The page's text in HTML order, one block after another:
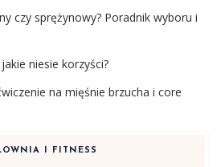
czy sprężynowy? Poradnik wyboru i
niesie korzyści?
na mięśnie brzucha i core
I FITNESS